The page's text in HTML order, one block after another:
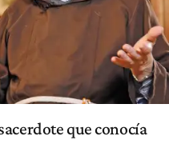
que conocía